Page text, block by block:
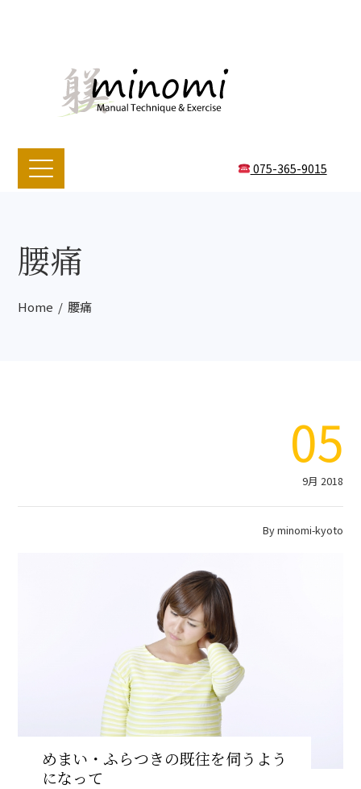
075-365-9015
腰痛
Home 腰痛
05
9月 2018
Byminomi-kyoto
めまい・ふらつきの既往を伺うよう
になって